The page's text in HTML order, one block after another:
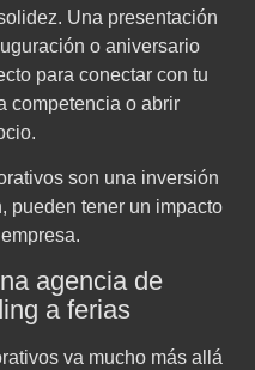
Una presentación
o aniversario
para conectar con tu
competencia o abrir
son una inversión
pueden tener un impacto
agencia de
a ferias
va mucho más allá